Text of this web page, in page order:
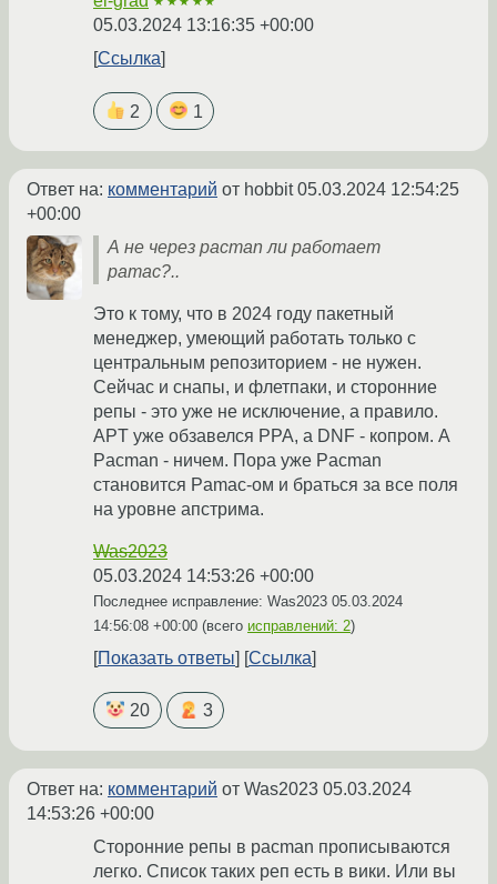
05.03.2024 13:16:35 +00:00
Ссылка
2 1
Ответ на: комментарий от hobbit05.03.2024 12:54:25
+00:00
А не через pacman ли работает
pamac?..
Это к тому, что в 2024 году пакетный
менеджер, умеющий работать только с
центральным репозиторием - не нужен.
Сейчас и снапы, и флетпаки, и сторонние
репы - это уже не исключение, а правило.
APT уже обзавелся PPA, а DNF - копром. А
Pacman - ничем. Пора уже Pacman
становится Pamac-ом и браться за все поля
на уровне апстрима.
Was2023
05.03.2024 14:53:26 +00:00
Последнее исправление: Was2023 05.03.2024
14:56:08 +00:00 (всего исправлений: 2)
Показать ответы Ссылка
20 3
Ответ на: комментарий от Was2023 05.03.2024
14:53:26 +00:00
Сторонние репы в pacman прописываются
легко. Список таких реп есть в вики. Или вы